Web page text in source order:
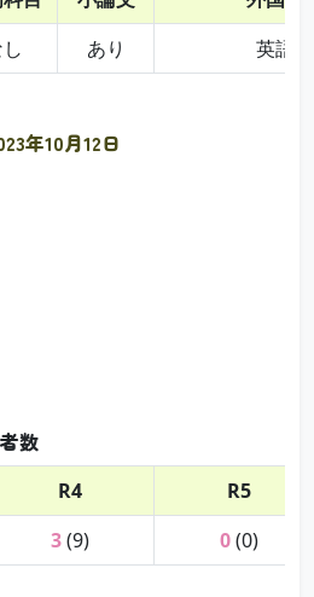
あり 英語
年10月12日
数
R4
R5
3(9) 0(0)